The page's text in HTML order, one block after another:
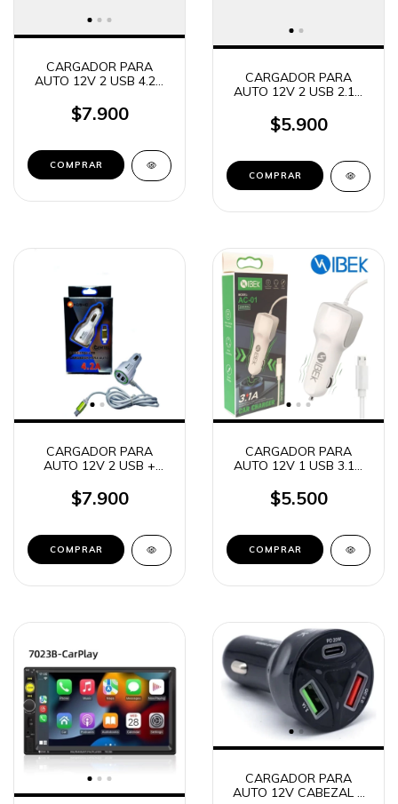
CARGADOR PARA
AUTO 12V 2 USB 4.2A
(MICRO USB - TIPO C -
LIGHTNING)
$7.900
COMPRAR
CARGADOR PARA
AUTO 12V 2 USB 2.1A
CARCH-M-BK
$5.900
COMPRAR
CARGADOR PARA
AUTO 12V 2 USB +
4.2A MICRO USB
KOSMO
$7.900
COMPRAR
CARGADOR PARA
AUTO 12V 1 USB 3.1A
$5.500
COMPRAR
CARGADOR PARA
AUTO 12V CABEZAL 2